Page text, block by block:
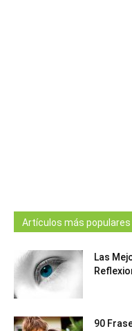
Artículos más populares
Las
90